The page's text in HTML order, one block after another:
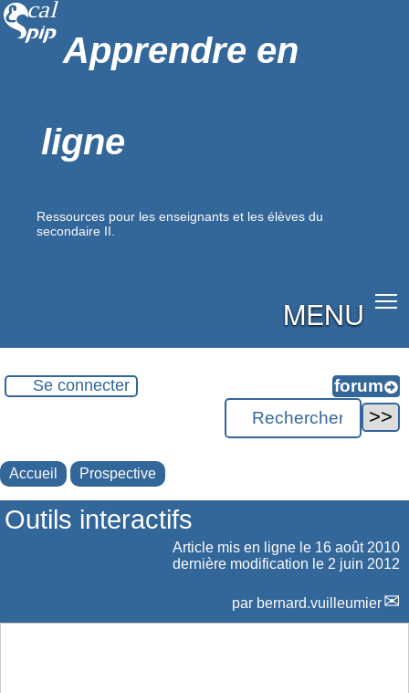
Apprendre en
ligne
Ressources pour les enseignants et les élèves du
secondaire II.
MENU
Se connecter
Accueil Prospective
Outils interactifs
Article mis en ligne le 16 août 2010
dernière modification le 2 juin 2012
par bernard.vuilleumier